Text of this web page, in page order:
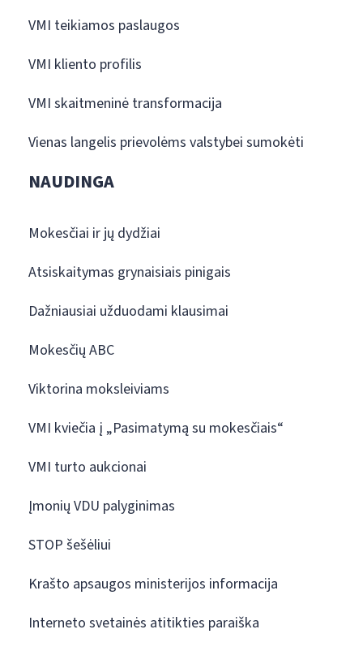
VMI teikiamos paslaugos
VMI kliento profilis
VMI skaitmeninė transformacija
Vienas langelis prievolėms valstybei sumokėti
NAUDINGA
Mokesčiai ir jų dydžiai
Atsiskaitymas grynaisiais pinigais
Dažniausiai užduodami klausimai
Mokesčių ABC
Viktorina moksleiviams
VMI kviečia į „Pasimatymą su mokesčiais“
VMI turto aukcionai
Įmonių VDU palyginimas
STOP šešėliui
Krašto apsaugos ministerijos informacija
Interneto svetainės atitikties paraiška